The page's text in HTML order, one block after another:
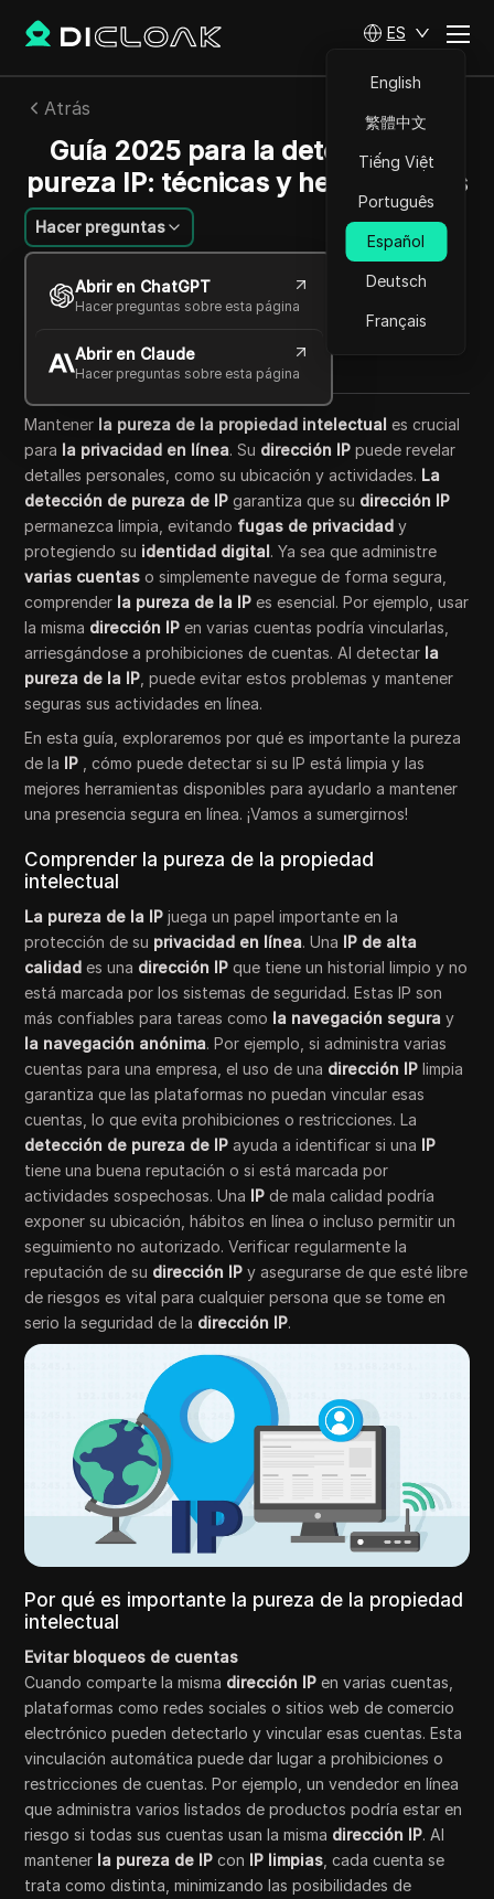
ES
English
繁體中文
Tiếng Việt
Português
Español
Deutsch
Français
Atrás
Guía 2025 para la detección de
pureza IP: técnicas y herramientas
Hacer preguntas
Abrir en ChatGPT
Hacer preguntas sobre esta página
Abrir en Claude
Hacer preguntas sobre esta página
Felipe Moreira
26 sep 2025 5 minuto de lectura
Copy Link
Mantener la pureza de la propiedad intelectual es crucial
para la privacidad en línea. Su dirección IP puede revelar
detalles personales, como su ubicación y actividades. La
detección de pureza de IP garantiza que su dirección IP
permanezca limpia, evitando fugas de privacidad y
protegiendo su identidad digital. Ya sea que administre
varias cuentas o simplemente navegue de forma segura,
comprender la pureza de la IP es esencial. Por ejemplo, usar
la misma dirección IP en varias cuentas podría vincularlas,
arriesgándose a prohibiciones de cuentas. Al detectar la
pureza de la IP , puede evitar estos problemas y mantener
seguras sus actividades en línea.
En esta guía, exploraremos por qué es importante la pureza
de la IP , cómo puede detectar si su IP está limpia y las
mejores herramientas disponibles para ayudarlo a mantener
una presencia segura en línea. ¡Vamos a sumergirnos!
Comprender la pureza de la propiedad
intelectual
La pureza de la IP juega un papel importante en la
protección de su privacidad en línea. Una IP de alta
calidad es una dirección IP que tiene un historial limpio y no
está marcada por los sistemas de seguridad. Estas IP son
más confiables para tareas como la navegación segura y
la navegación anónima. Por ejemplo, si administra varias
cuentas para una empresa, el uso de una dirección IP limpia
garantiza que las plataformas no puedan vincular esas
cuentas, lo que evita prohibiciones o restricciones. La
detección de pureza de IP ayuda a identificar si una IP
tiene una buena reputación o si está marcada por
actividades sospechosas. Una IP de mala calidad podría
exponer su ubicación, hábitos en línea o incluso permitir un
seguimiento no autorizado. Verificar regularmente la
reputación de su dirección IP y asegurarse de que esté libre
de riesgos es vital para cualquier persona que se tome en
serio la seguridad de la dirección IP.
Por qué es importante la pureza de la propiedad
intelectual
Evitar bloqueos de cuentas
Cuando comparte la misma dirección IP en varias cuentas,
plataformas como redes sociales o sitios web de comercio
electrónico pueden detectarlo y vincular esas cuentas. Esta
vinculación automática puede dar lugar a prohibiciones o
restricciones de cuentas. Por ejemplo, un vendedor en línea
que administra varios listados de productos podría estar en
riesgo si todas sus cuentas usan la misma dirección IP. Al
mantener la pureza de IP con IP limpias , cada cuenta se
trata como distinta, minimizando las posibilidades de